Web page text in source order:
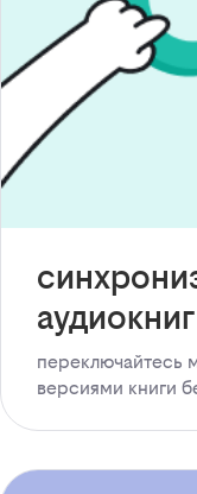
аудиокниг
переключайтесь
версиями книги